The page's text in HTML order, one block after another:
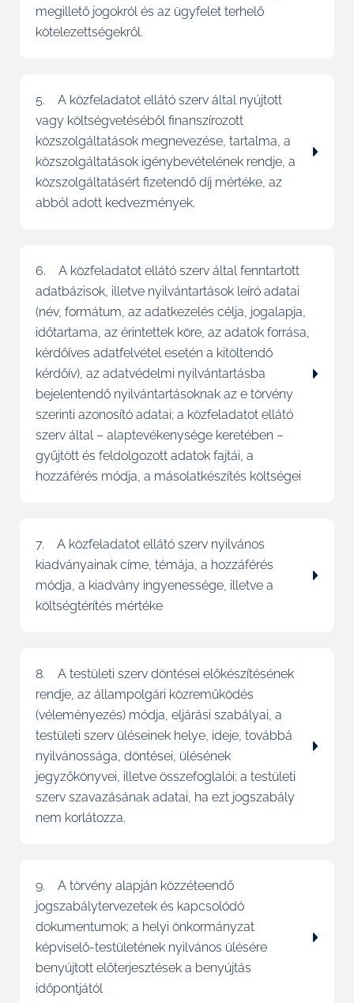
megillető jogokról és az ügyfelet terhelő
kötelezettségekről.
5. A közfeladatot ellátó szerv által nyújtott
vagy költségvetéséből finanszírozott
közszolgáltatások megnevezése, tartalma, a
közszolgáltatások igénybevételének rendje, a
közszolgáltatásért fizetendő díj mértéke, az
abból adott kedvezmények.
6. A közfeladatot ellátó szerv által fenntartott
adatbázisok, illetve nyilvántartások leíró adatai
(név, formátum, az adatkezelés célja, jogalapja,
időtartama, az érintettek köre, az adatok forrása,
kérdőíves adatfelvétel esetén a kitöltendő
kérdőív), az adatvédelmi nyilvántartásba
bejelentendő nyilvántartásoknak az e törvény
szerinti azonosító adatai; a közfeladatot ellátó
szerv által – alaptevékenysége keretében –
gyűjtött és feldolgozott adatok fajtái, a
hozzáférés módja, a másolatkészítés költségei
7. A közfeladatot ellátó szerv nyilvános
kiadványainak címe, témája, a hozzáférés
módja, a kiadvány ingyenessége, illetve a
költségtérítés mértéke
8. A testületi szerv döntései előkészítésének
rendje, az állampolgári közreműködés
(véleményezés) módja, eljárási szabályai, a
testületi szerv üléseinek helye, ideje, továbbá
nyilvánossága, döntései, ülésének
jegyzőkönyvei, illetve összefoglalói; a testületi
szerv szavazásának adatai, ha ezt jogszabály
nem korlátozza.
9. A törvény alapján közzéteendő
jogszabálytervezetek és kapcsolódó
dokumentumok; a helyi önkormányzat
képviselő-testületének nyilvános ülésére
benyújtott előterjesztések a benyújtás
időpontjától